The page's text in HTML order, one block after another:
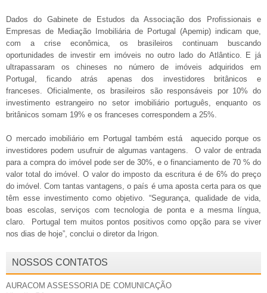
Dados do Gabinete de Estudos da Associação dos Profissionais e
Empresas de Mediação Imobiliária de Portugal (Apemip) indicam que,
com a crise econômica, os brasileiros continuam buscando
oportunidades de investir em imóveis no outro lado do Atlântico. E já
ultrapassaram os chineses no número de imóveis adquiridos em
Portugal, ficando atrás apenas dos investidores britânicos e
franceses. Oficialmente, os brasileiros são responsáveis por 10% do
investimento estrangeiro no setor imobiliário português, enquanto os
britânicos somam 19% e os franceses correspondem a 25%.
O mercado imobiliário em Portugal também está aquecido porque os
investidores podem usufruir de algumas vantagens. O valor de entrada
para a compra do imóvel pode ser de 30%, e o financiamento de 70 % do
valor total do imóvel. O valor do imposto da escritura é de 6% do preço
do imóvel. Com tantas vantagens, o país é uma aposta certa para os que
têm esse investimento como objetivo. “Segurança, qualidade de vida,
boas escolas, serviços com tecnologia de ponta e a mesma língua,
claro. Portugal tem muitos pontos positivos como opção para se viver
nos dias de hoje”, conclui o diretor da Irigon.
NOSSOS CONTATOS
AURACOM ASSESSORIA DE COMUNICAÇÃO